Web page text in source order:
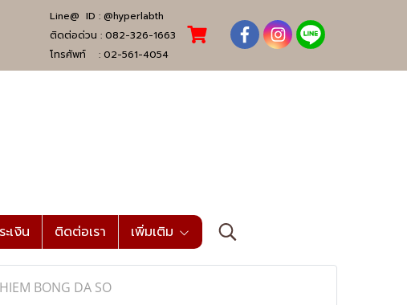
Line@ ID : @hyperlabth
ติดต่อด่วน : 082-326-1663
โทรศัพท์ : 02-561-4054
เงิน ติดต่อเรา เพิ่มเติม
BONG DA SO